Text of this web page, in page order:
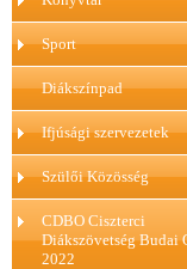
Sport
Diákszínpad
Ifjúsági szervezetek
Szülői Közösség
CDBO Ciszterci
Diákszövetség Budai
2022